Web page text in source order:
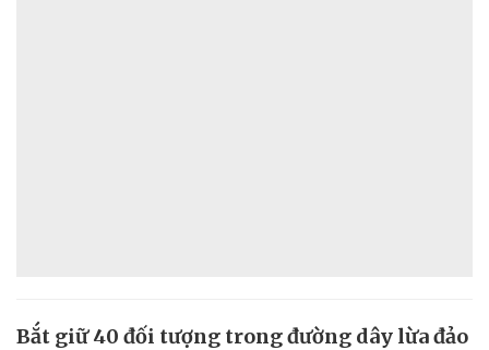
Bắt giữ 40 đối tượng trong đường dây lừa đảo